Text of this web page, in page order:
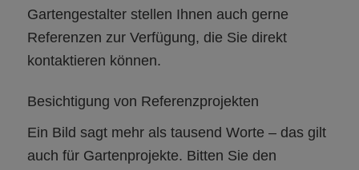
Gartengestalter stellen Ihnen auch gerne
Referenzen zur Verfügung, die Sie direkt
kontaktieren können.
Besichtigung von Referenzprojekten
Ein Bild sagt mehr als tausend Worte – das gilt
auch für Gartenprojekte. Bitten Sie den